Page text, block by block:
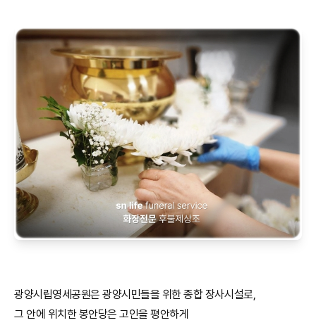
광양시립영세공원은 광양시민들을 위한 종합 장사시설로,
그 안에 위치한 봉안당은 고인을 평안하게